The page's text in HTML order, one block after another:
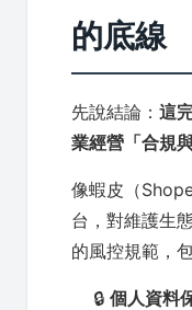
的底線
先說結論： 這
業經營「合規
像蝦皮（
台，對維護生
的風控規範，
🔒 個人資料